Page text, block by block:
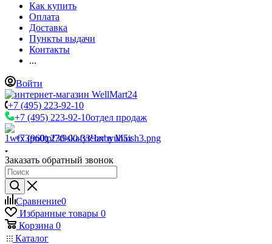
Как купить
Оплата
Доставка
Пункты выдачи
Контакты
...
Войти
+7 (495) 223-92-10
+7 (495) 223-92-10отдел продаж
+7 (960) 230-00-33Чат в Max
Заказать обратный звонок
Сравнение0
Избранные товары 0
Корзина 0
Каталог